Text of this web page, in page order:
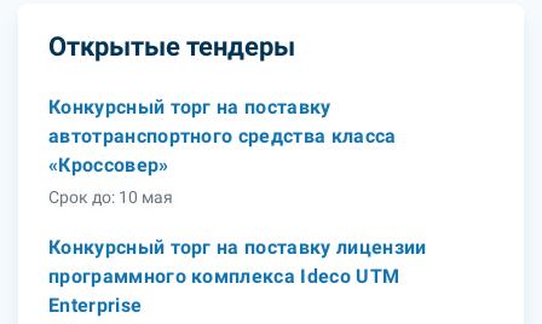
Открытые тендеры
Конкурсный торг на поставку
автотранспортного средства класса
«Кроссовер»
Срок до: 10 мая
Конкурсный торг на поставку лицензии
программного комплекса Ideco UTM
Enterprise